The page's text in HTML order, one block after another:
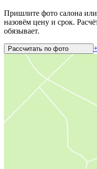
Пришлите фото салона
назовём цену и срок.
обязывает.
Рассчитать по фото